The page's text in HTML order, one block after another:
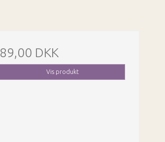
89,00 DKK
Vis produkt